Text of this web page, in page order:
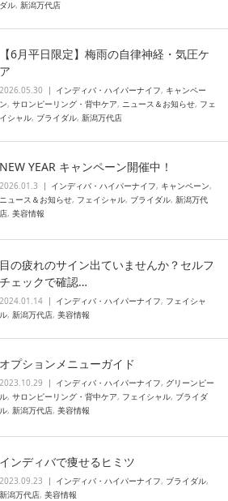
ダル, 新潟万代店
【6月平日限定】梅雨の自律神経・気圧ケ
ア
2026.05.30 インディバ・ハイパーナイフ, キャンペー
ン, サロンピーリング・背中ケア, ニュース＆お知らせ, フェ
イシャル, ブライダル, 新潟万代店
NEW YEAR キャンペーン開催中！
2026.01.3 インディバ・ハイパーナイフ, キャンペーン,
ニュース＆お知らせ, フェイシャル, ブライダル, 新潟万代
店, 美容情報
目の疲れのサイン出ていませんか？セルフ
チェックで確認…
2024.01.14 インディバ・ハイパーナイフ, フェイシャ
ル, 新潟万代店, 美容情報
オプションメニューガイド
2023.10.29 インディバ・ハイパーナイフ, グリーンピー
ル, サロンピーリング・背中ケア, フェイシャル, ブライダ
ル, 新潟万代店, 美容情報
インディバで痩せるヒミツ
2023.09.23 インディバ・ハイパーナイフ, ブライダル,
新潟万代店, 美容情報